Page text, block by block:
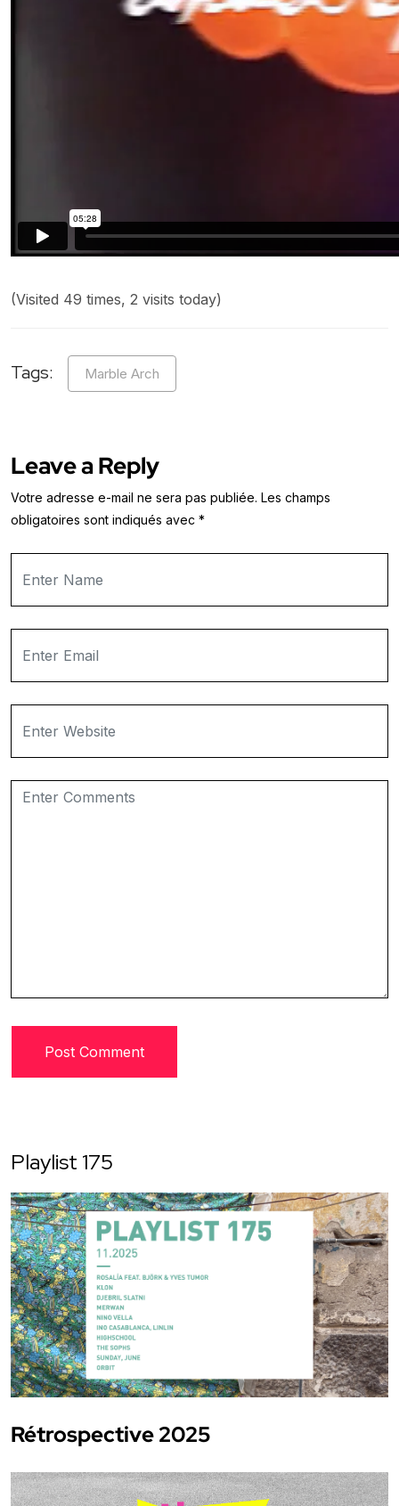
(Visited 49 times, 2 visits today)
Tags: Marble Arch
Leave a Reply
Votre adresse e-mail ne sera pas publiée. Les champs
obligatoires sont indiqués avec *
Playlist 175
Rétrospective 2025